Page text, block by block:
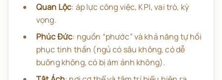
Quan Lộc: áp lực công việc, KPI, vai trò, kỳ
vọng.
Phúc Đức: nguồn “phước” và khả năng tự hồi
phục tinh thần (ngủ có sâu không, có dễ
buông không, có bị ám ảnh không).